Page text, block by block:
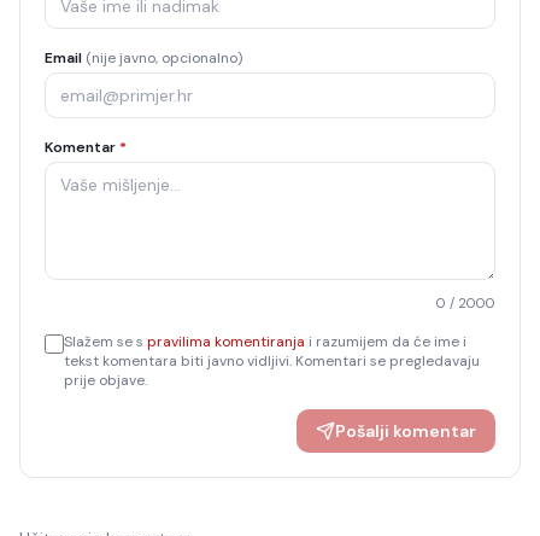
Email (nije javno, opcionalno)
Komentar *
0 / 2000
Slažem se s pravilima komentiranja i razumijem da će ime i
tekst komentara biti javno vidljivi. Komentari se pregledavaju
prije objave.
Pošalji komentar